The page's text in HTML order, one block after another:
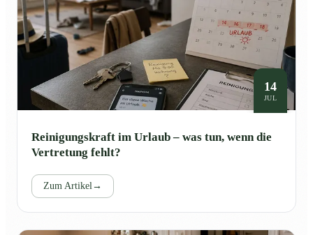
14
JUL
Reinigungskraft im Urlaub – was tun, wenn die
Vertretung fehlt?
Zum Artikel→